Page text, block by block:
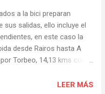
cafetería que hay en esta
de mobiliario ayer por
de que Iberdrola
para desaguar los
y San Martiño y el río
a la bici preparan
sus salidas, ello incluye el
en este caso la
desde Rairos hasta A
Torbeo, 14,13 kms con
Torbeo hacia el alto y
LEER MÁS